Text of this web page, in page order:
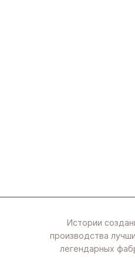
Истории
производства
легендарных